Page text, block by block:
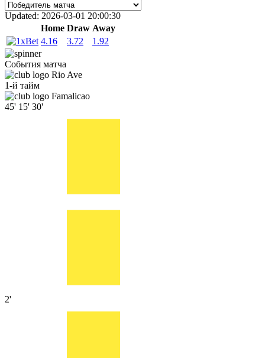
Updated: 2026-03-01 20:00:30
Home Draw Away
4.16
3.72 1.92
События матча
Rio Ave
1-й тайм
Famalicao
45' 15' 30'
2'